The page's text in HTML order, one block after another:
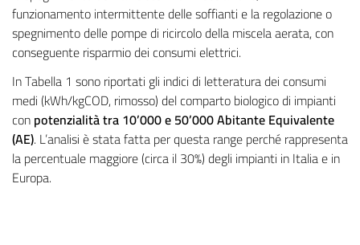
funzionamento intermittente delle soffianti e la regolazione o
spegnimento delle pompe di ricircolo della miscela aerata, con
conseguente risparmio dei consumi elettrici.
In Tabella 1 sono riportati gli indici di letteratura dei consumi
medi (kWh/kgCOD, rimosso) del comparto biologico di impianti
conpotenzialità tra 10’000 e 50’000 Abitante Equivalente
(AE). L’analisi è stata fatta per questa range perché rappresenta
la percentuale maggiore (circa il 30%) degli impianti in Italia e in
Europa.